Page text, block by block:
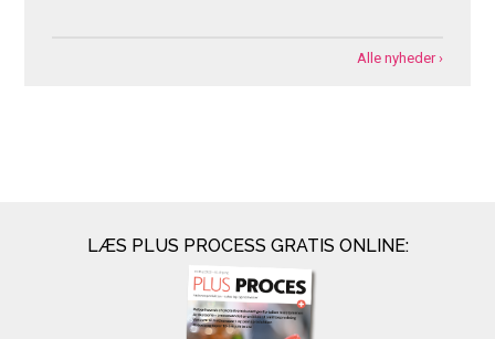
Alle nyheder ›
LÆS PLUS PROCESS GRATIS ONLINE: